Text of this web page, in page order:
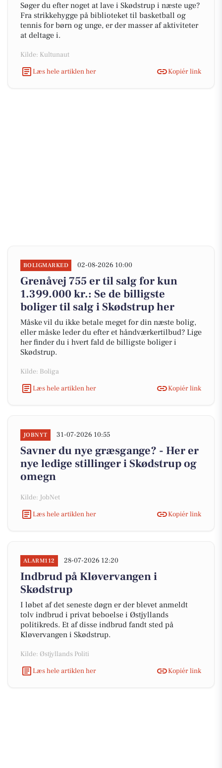
Søger du efter noget at lave i Skødstrup i næste uge?
Fra strikkehygge på biblioteket til basketball og
tennis for børn og unge, er der masser af aktiviteter
at deltage i.
Kilde: Kultunaut
Læs hele artiklen her
Kopiér link
BOLIGMARKED 02-08-2026 10:00
Grenåvej 755 er til salg for kun
1.399.000 kr.: Se de billigste
boliger til salg i Skødstrup her
Måske vil du ikke betale meget for din næste bolig,
eller måske leder du efter et håndværkertilbud? Lige
her finder du i hvert fald de billigste boliger i
Skødstrup.
Kilde: Boliga
Læs hele artiklen her
Kopiér link
JOBNYT 31-07-2026 10:55
Savner du nye græsgange? - Her er
nye ledige stillinger i Skødstrup og
omegn
Kilde: JobNet
Læs hele artiklen her
Kopiér link
ALARM112 28-07-2026 12:20
Indbrud på Kløvervangen i
Skødstrup
I løbet af det seneste døgn er der blevet anmeldt
tolv indbrud i privat beboelse i Østjyllands
politikreds. Et af disse indbrud fandt sted på
Kløvervangen i Skødstrup.
Kilde: Østjyllands Politi
Læs hele artiklen her
Kopiér link